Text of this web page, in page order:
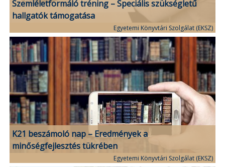
Szemléletformáló tréning – Speciális szükségletű
hallgatók támogatása
Egyetemi Könyvtári Szolgálat (EKSZ)
K21 beszámoló nap – Eredmények a
minőségfejlesztés tükrében
Egyetemi Könyvtári Szolgálat (EKSZ)